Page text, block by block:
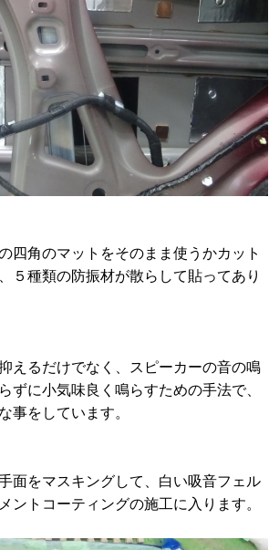
四角のマットをそのまま使うかカット
５種類の防振材が散らして貼ってあり
えるだけでなく、スピーカーの音の鳴
ずに小気味良く鳴らすための手法で、
事をしています。
面をマスキングして、白い吸音フェル
ントコーティングの施工に入ります。